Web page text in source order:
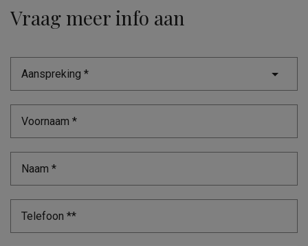
Vraag meer info aan
Aanspreking *